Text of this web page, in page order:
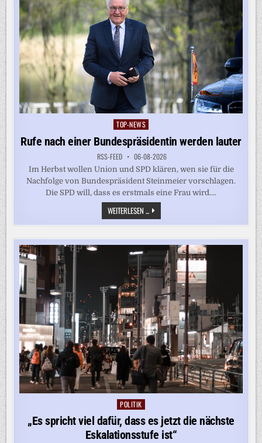
Posted
in
TOP-NEWS
Rufe nach einer Bundespräsidentin werden lauter
RSS-FEED 06-08-2026
Im Herbst wollen Union und SPD klären, wen sie für die
Nachfolge von Bundespräsident Steinmeier vorschlagen.
Die SPD will, dass es erstmals eine Frau wird....
WEITERLESEN ... RUFE
NACH
EINER
WERDEN
LAUTER
Posted
POLITIK
„Es spricht viel dafür, dass es jetzt die nächste
Eskalationsstufe ist“